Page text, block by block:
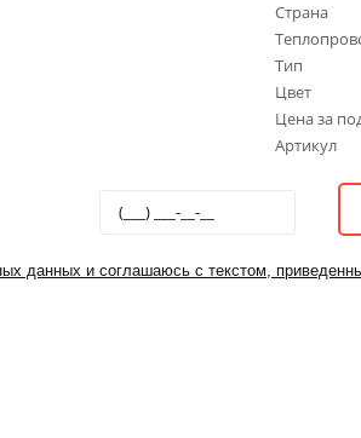
Страна
Тип
Цвет
Цена за
Артикул
данных и соглашаюсь с текстом,